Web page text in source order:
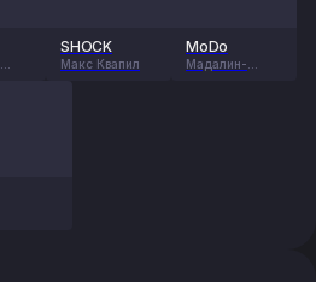
SHOCK
Макс Квапил
MoDo
Мадалин-